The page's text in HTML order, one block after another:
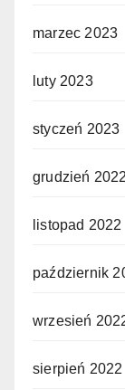
marzec 2023
luty 2023
styczeń 2023
grudzień 2022
listopad 2022
październik
wrzesień
sierpień 2022